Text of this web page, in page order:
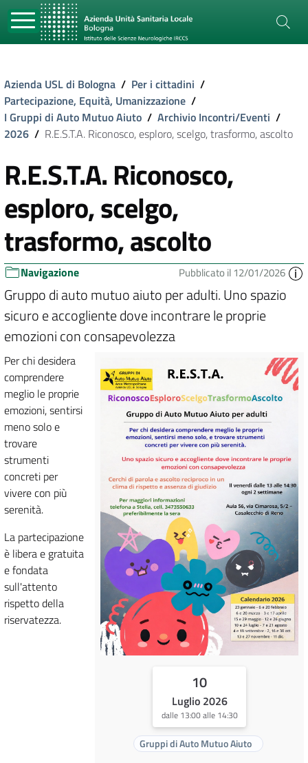
Azienda USL di Bologna / Per i cittadini /
Partecipazione, Equità, Umanizzazione /
I Gruppi di Auto Mutuo Aiuto / Archivio Incontri/Eventi /
2026 / R.E.S.T.A. Riconosco, esploro, scelgo, trasformo, ascolto
R.E.S.T.A. Riconosco,
esploro, scelgo,
trasformo, ascolto
Navigazione Pubblicato il 12/01/2026
Gruppo di auto mutuo aiuto per adulti. Uno spazio
sicuro e accogliente dove incontrare le proprie
emozioni con consapevolezza
10
Luglio 2026
dalle 13:00 alle 14:30
Gruppi di Auto Mutuo Aiuto
Per chi desidera
comprendere
meglio le proprie
emozioni, sentirsi
meno solo e
trovare
strumenti
concreti per
vivere con più
serenità.
La partecipazione
è libera e gratuita
e fondata
sull'attento
rispetto della
riservatezza.